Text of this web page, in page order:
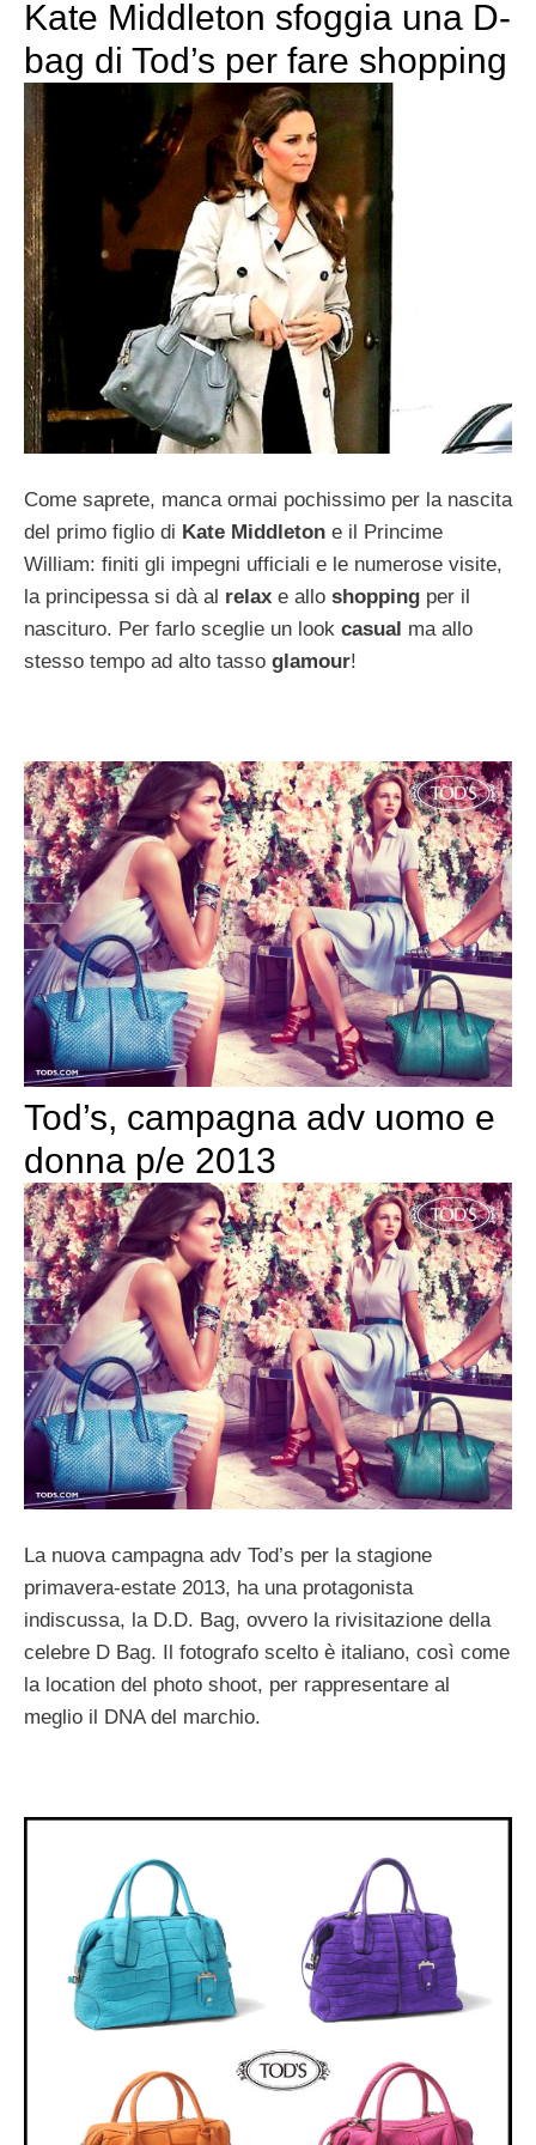
Kate Middleton sfoggia una D-
bag di Tod’s per fare shopping
Come saprete, manca ormai pochissimo per la nascita
del primo figlio di Kate Middleton e il Princime
William: finiti gli impegni ufficiali e le numerose visite,
la principessa si dà al relax e allo shopping per il
nascituro. Per farlo sceglie un look casual ma allo
stesso tempo ad alto tasso glamour!
Tod’s, campagna adv uomo e
donna p/e 2013
La nuova campagna adv Tod’s per la stagione
primavera-estate 2013, ha una protagonista
indiscussa, la D.D. Bag, ovvero la rivisitazione della
celebre D Bag. Il fotografo scelto è italiano, così come
la location del photo shoot, per rappresentare al
meglio il DNA del marchio.